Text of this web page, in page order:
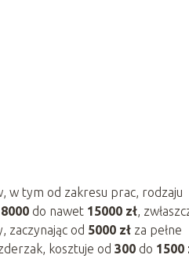
w tym od zakresu prac, rodzaju
8000 do nawet 15000 zł,
zaczynając od 5000 zł za pełne
kosztuje od 300 do 1500